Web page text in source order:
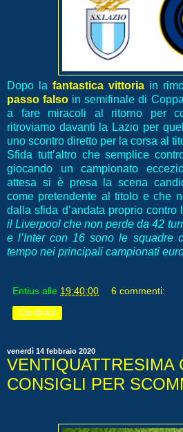
Dopo la fantastica vittoriain
passo falso in semifinale di
a fare miracoli al ritorno per
ritroviamo davanti la Lazio per
uno scontro diretto per la corsa al
Sfida tutt’altro che semplice
giocando un campionato
attesa si è presa la scena
come pretendente al titolo e che
dalla sfida d’andata proprio contro
il Liverpool che non perde da 42
e l’Inter con 16 sono le squadre
tempo nei principali campionati
Entius alle 19:40:00 6 commenti:
Condividi
venerdì 14 febbraio 2020
VENTIQUATTRESIMA
CONSIGLI PER